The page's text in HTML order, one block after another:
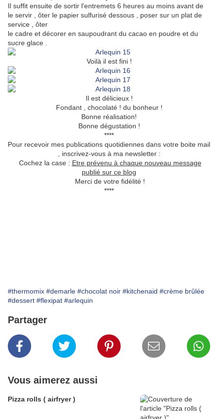
Il suffit ensuite de sortir l'entremets 6 heures au moins avant de
le servir , ôter le papier sulfurisé dessous , poser sur un plat de
service , ôter
le cadre et décorer en saupoudrant du cacao en poudre et du
sucre glace .
Voilà il est fini !
Il est délicieux !
Fondant , chocolaté ! du bonheur !
Bonne réalisation!
Bonne dégustation !
****
Pour recevoir mes publications quotidiennes dans votre boite mail
, inscrivez-vous à ma newsletter :
Cochez la case : Etre prévenu à chaque nouveau message
publié sur ce blog
Merci de votre fidélité !
****
#thermomix #demarle #chocolat noir #kitchenaid #crème brûlée
#dessert #flexipat #arlequin
Partager
Vous aimerez aussi
Pizza rolls ( airfryer )